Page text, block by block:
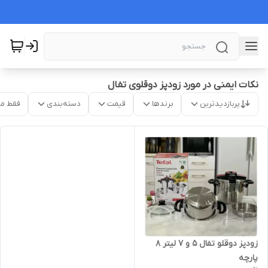
نکات ایمنی در مورد زودپز دوقلوی تفال
پربازدیدترین برندها قیمت دسته‌بندی فقط
زودپز دوقلو تفال ۵ و ۷ لیتر ۸
پارچه